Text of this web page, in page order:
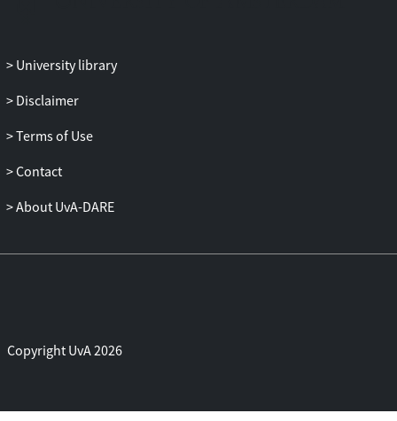
University library
Disclaimer
Terms of Use
Contact
About UvA-DARE
Copyright UvA 2026